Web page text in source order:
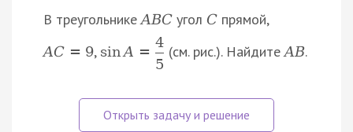
В треугольникеABC угол C прямой,
AC = 9, sin A =
4
5
(см. рис.). НайдитеAB.